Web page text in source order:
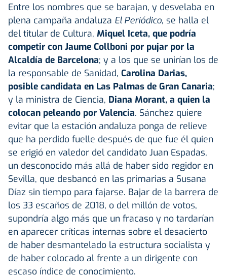
Entre los nombres que se barajan, y desvelaba en
plena campaña andaluza El Periódico, se halla el
del titular de Cultura, Miquel Iceta, que podría
competir con Jaume Collboni por pujar por la
Alcaldía de Barcelona; y a los que se unirían los de
la responsable de Sanidad, Carolina Darias,
posible candidata en Las Palmas de Gran Canaria;
y la ministra de Ciencia, Diana Morant, a quien la
colocan peleando por Valencia. Sánchez quiere
evitar que la estación andaluza ponga de relieve
que ha perdido fuelle después de que fue él quien
se erigió en valedor del candidato Juan Espadas,
un desconocido más allá de haber sido regidor en
Sevilla, que desbancó en las primarias a Susana
Díaz sin tiempo para fajarse. Bajar de la barrera de
los 33 escaños de 2018, o del millón de votos,
supondría algo más que un fracaso y no tardarían
en aparecer críticas internas sobre el desacierto
de haber desmantelado la estructura socialista y
de haber colocado al frente a un dirigente con
escaso índice de conocimiento.